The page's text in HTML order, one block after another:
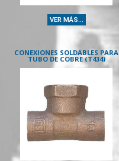
VER MÁS...
CONEXIONES SOLDABLES PARA
TUBO DE COBRE (T434)